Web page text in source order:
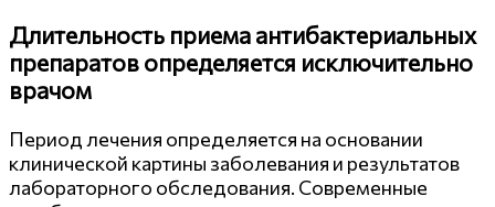
Длительность приема антибактериальных
препаратов определяется исключительно
врачом
Период лечения определяется на основании
клинической картины заболевания и результатов
лабораторного обследования. Современные